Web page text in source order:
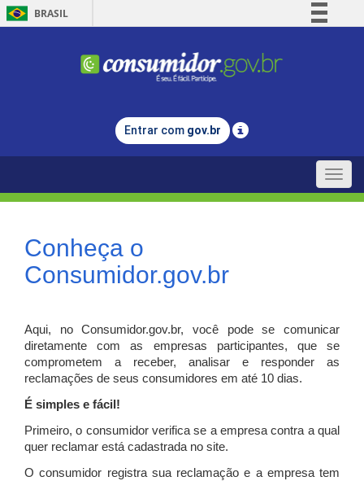
BRASIL
Comunica BR
Legislação
Entrar com gov.br
Toggle
Conheça o
Consumidor.gov.br
Aqui, no Consumidor.gov.br, você pode se comunicar
diretamente com as empresas participantes, que se
comprometem a receber, analisar e responder as
reclamações de seus consumidores em até 10 dias.
É simples e fácil!
Primeiro, o consumidor verifica se a empresa contra a qual
quer reclamar está cadastrada no site.
O consumidor registra sua reclamação e a empresa tem